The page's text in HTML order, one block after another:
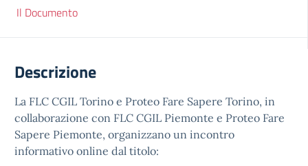
Il Documento
Descrizione
La FLC CGIL Torino e Proteo Fare Sapere Torino, in
collaborazione con FLC CGIL Piemonte e Proteo Fare
Sapere Piemonte, organizzano un incontro
informativo online dal titolo: